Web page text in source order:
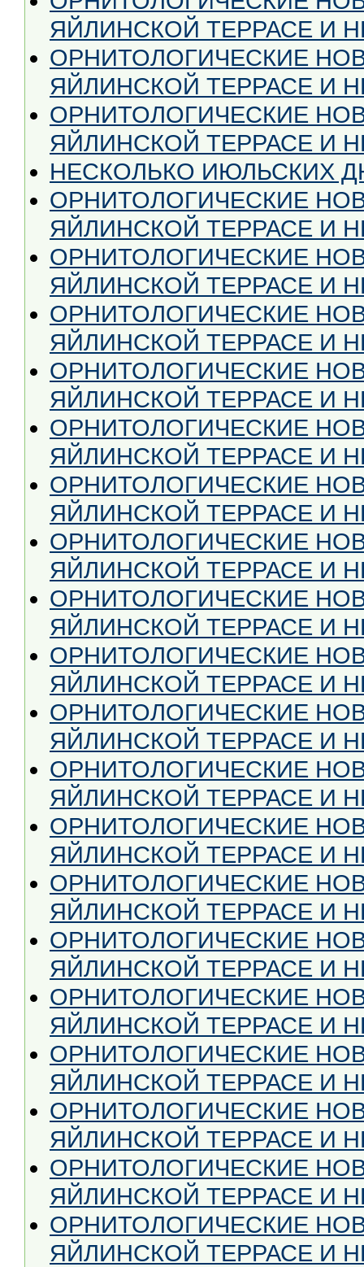
ЯЙЛИНСКОЙ ТЕРРАСЕ И
ОРНИТОЛОГИЧЕСКИЕ
ЯЙЛИНСКОЙ ТЕРРАСЕ И
ОРНИТОЛОГИЧЕСКИЕ
ЯЙЛИНСКОЙ ТЕРРАСЕ И
НЕСКОЛЬКО ИЮЛЬСКИХ
ОРНИТОЛОГИЧЕСКИЕ
ЯЙЛИНСКОЙ ТЕРРАСЕ И
ОРНИТОЛОГИЧЕСКИЕ
ЯЙЛИНСКОЙ ТЕРРАСЕ И
ОРНИТОЛОГИЧЕСКИЕ
ЯЙЛИНСКОЙ ТЕРРАСЕ И
ОРНИТОЛОГИЧЕСКИЕ
ЯЙЛИНСКОЙ ТЕРРАСЕ И
ОРНИТОЛОГИЧЕСКИЕ
ЯЙЛИНСКОЙ ТЕРРАСЕ И
ОРНИТОЛОГИЧЕСКИЕ
ЯЙЛИНСКОЙ ТЕРРАСЕ И
ОРНИТОЛОГИЧЕСКИЕ
ЯЙЛИНСКОЙ ТЕРРАСЕ И
ОРНИТОЛОГИЧЕСКИЕ
ЯЙЛИНСКОЙ ТЕРРАСЕ И
ОРНИТОЛОГИЧЕСКИЕ
ЯЙЛИНСКОЙ ТЕРРАСЕ И
ОРНИТОЛОГИЧЕСКИЕ
ЯЙЛИНСКОЙ ТЕРРАСЕ И
ОРНИТОЛОГИЧЕСКИЕ
ЯЙЛИНСКОЙ ТЕРРАСЕ И
ОРНИТОЛОГИЧЕСКИЕ
ЯЙЛИНСКОЙ ТЕРРАСЕ И
ОРНИТОЛОГИЧЕСКИЕ
ЯЙЛИНСКОЙ ТЕРРАСЕ И
ОРНИТОЛОГИЧЕСКИЕ
ЯЙЛИНСКОЙ ТЕРРАСЕ И
ОРНИТОЛОГИЧЕСКИЕ
ЯЙЛИНСКОЙ ТЕРРАСЕ И
ОРНИТОЛОГИЧЕСКИЕ
ЯЙЛИНСКОЙ ТЕРРАСЕ И
ОРНИТОЛОГИЧЕСКИЕ
ЯЙЛИНСКОЙ ТЕРРАСЕ И
ОРНИТОЛОГИЧЕСКИЕ
ЯЙЛИНСКОЙ ТЕРРАСЕ И
ОРНИТОЛОГИЧЕСКИЕ
ЯЙЛИНСКОЙ ТЕРРАСЕ И